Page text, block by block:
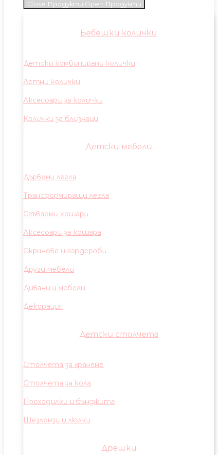
Close Продукти Open Продукти
Бебешки колички
Детски комбинирани колички
Летни колички
Аксесоари за колички
Колички за близнаци
Детски мебели
Дървени легла
Трансформиращи легла
Сгъваеми кошари
Аксесоари за кошара
Скринове и гардероби
Други мебели
Дивани и мебели
Декорация
Детски столчета
Столчета за хранене
Столчета за кола
Проходилки и бънджита
Шезлонзи и люлки
Дрешки